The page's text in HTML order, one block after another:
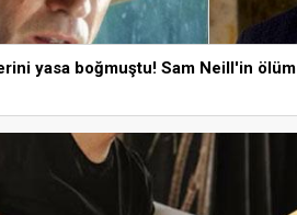
yasa boğmuştu! Sam Neill'in